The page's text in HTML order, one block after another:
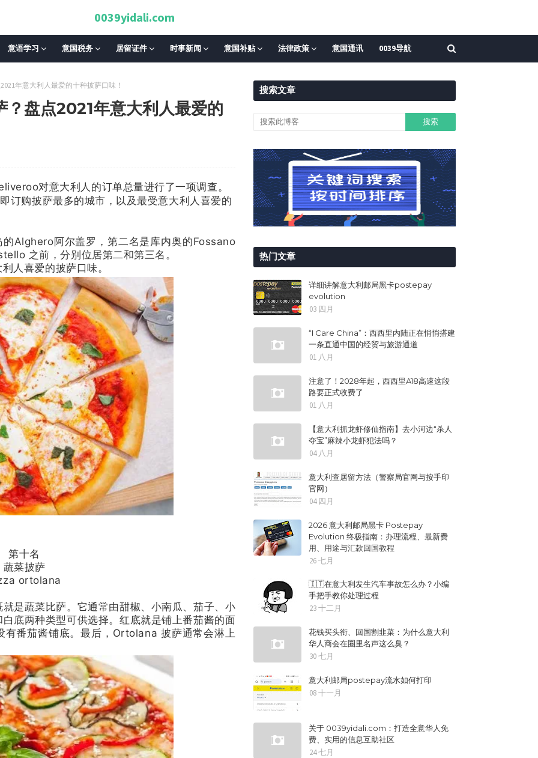
0039yidali.com
意语学习 意国税务 居留证件 时事新闻 意国补贴 法律政策 意国通讯 0039导航
年意大利人最爱的十种披萨口味！
盘点2021年意大利人最爱的
对意大利人的订单总量进行了一项调查。
订购披萨最多的城市，以及最受意大利人喜爱的
的Alghero阿尔盖罗，第二名是库内奥的Fossano
之前，分别位居第二和第三名。
人喜爱的披萨口味。
第十名
蔬菜披萨
ortolana
是蔬菜比萨。它通常由甜椒、小南瓜、茄子、小
底两种类型可供选择。红底就是铺上番茄酱的面
有番茄酱铺底。最后，Ortolana 披萨通常会淋上
搜索文章
热门文章
详细讲解意大利邮局黑卡postepay
evolution
03 四月
“I Care China”：西西里内陆正在悄悄搭建
一条直通中国的经贸与旅游通道
01 八月
注意了！2028年起，西西里A18高速这段
路要正式收费了
01 八月
【意大利抓龙虾修仙指南】去小河边“杀人
夺宝”麻辣小龙虾犯法吗？
04 八月
意大利查居留方法（警察局官网与按手印
官网）
04 四月
2026 意大利邮局黑卡 Postepay
Evolution 终极指南：办理流程、最新费
用、用途与汇款回国教程
26 七月
🇮🇹在意大利发生汽车事故怎么办？小编
手把手教你处理过程
23 十二月
花钱买头衔、回国割韭菜：为什么意大利
华人商会在圈里名声这么臭？
30 七月
意大利邮局postepay流水如何打印
08 十一月
关于 0039yidali.com：打造全意华人免
费、实用的信息互助社区
24 七月